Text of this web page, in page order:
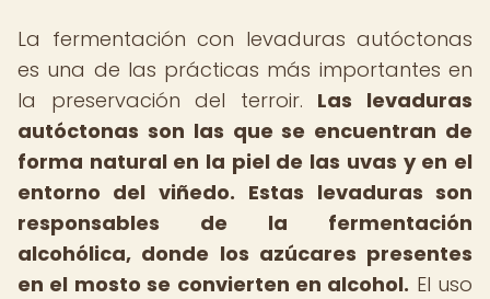
La fermentación con levaduras autóctonas
es una de las prácticas más importantes en
la preservación del terroir. Las levaduras
autóctonas son las que se encuentran de
forma natural en la piel de las uvas y en el
entorno del viñedo. Estas levaduras son
responsables de la fermentación
alcohólica, donde los azúcares presentes
en el mosto se convierten en alcohol. El uso